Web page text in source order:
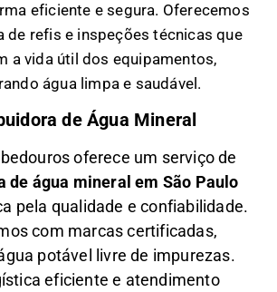
eficiente e segura. Oferecemos
de refis e inspeções técnicas que
a vida útil dos equipamentos,
água limpa e saudável.
de Água Mineral
oferece um serviço de
de água mineral em São Paulo
pela qualidade e confiabilidade.
com marcas certificadas,
potável livre de impurezas.
eficiente e atendimento